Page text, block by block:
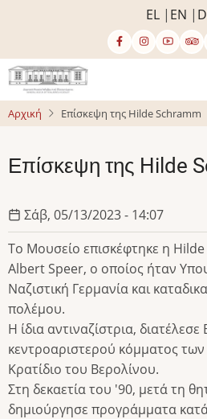
κυρίως
περιεχόμενο
EL EN
Αρχική Επίσκεψη της Hilde Schramm
Επίσκεψη της Hilde
Σάβ, 05/13/2023 - 14:07
Το Μουσείο επισκέφτηκε η
Albert Speer, ο οποίος ήταν
Ναζιστική Γερμανία και
πολέμου.
Η ίδια αντιναζίστρια,
κεντροαριστερού κόμματος
Κρατίδιο του Βερολίνου.
Στη δεκαετία του '90, μετά τη
δημιούργησε προγράμματα